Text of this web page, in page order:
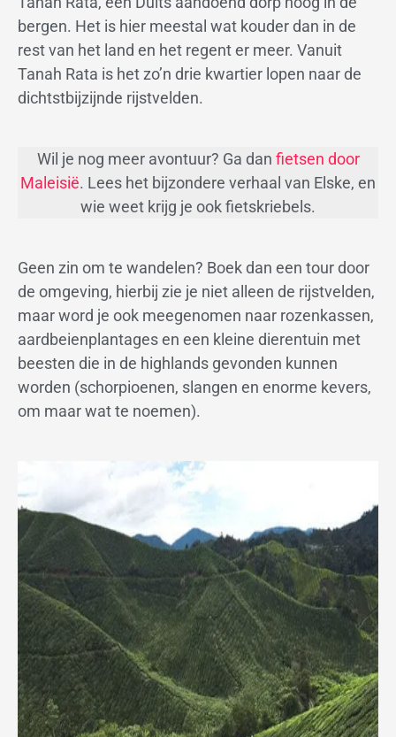
bergen. Het is hier meestal wat kouder dan in de
rest van het land en het regent er meer. Vanuit
Tanah Rata is het zo’n drie kwartier lopen naar de
dichtstbijzijnde rijstvelden.
Wil je nog meer avontuur? Ga dan fietsen door
Maleisië. Lees het bijzondere verhaal van Elske, en
wie weet krijg je ook fietskriebels.
Geen zin om te wandelen? Boek dan een tour door
de omgeving, hierbij zie je niet alleen de rijstvelden,
maar word je ook meegenomen naar rozenkassen,
aardbeienplantages en een kleine dierentuin met
beesten die in de highlands gevonden kunnen
worden (schorpioenen, slangen en enorme kevers,
om maar wat te noemen).